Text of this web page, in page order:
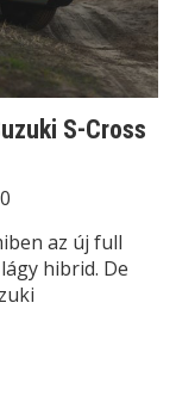
S-Cross
0
az új full
hibrid. De